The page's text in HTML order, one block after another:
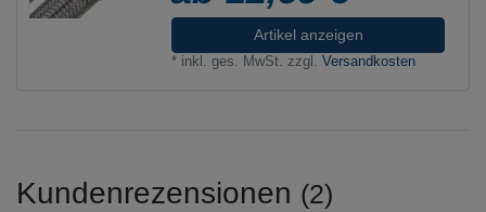
Artikel anzeigen
* inkl. ges. MwSt. zzgl.Versandkosten
Kundenrezensionen (2)